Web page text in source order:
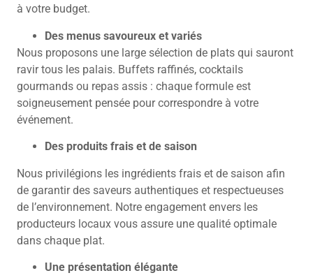
à votre budget.
Des menus savoureux et variés
Nous proposons une large sélection de plats qui sauront
ravir tous les palais. Buffets raffinés, cocktails
gourmands ou repas assis : chaque formule est
soigneusement pensée pour correspondre à votre
événement.
Des produits frais et de saison
Nous privilégions les ingrédients frais et de saison afin
de garantir des saveurs authentiques et respectueuses
de l’environnement. Notre engagement envers les
producteurs locaux vous assure une qualité optimale
dans chaque plat.
Une présentation élégante